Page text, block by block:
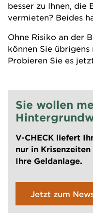
besser zu Ihnen, die
vermieten? Beides
Ohne Risiko an der
können Sie
Probieren Sie es
Sie wollen
V-CHECK liefert
nur in
Ihre Geldanlage.
Jetzt zum